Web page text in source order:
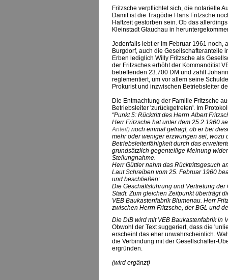
Fritzsche verpflichtet sich, die notarielle
Damit ist die Tragödie Hans Fritzsche
Haftzeit gestorben sein. Ob das
Kleinstadt Glauchau in
Jedenfalls lebt er im Februar 1961 noch,
Burgdorf, auch die Gesellschafteranteile
Erben lediglich Willy Fritzsche als
der Fritzsches erhöht der Kommanditist
betreffenden 23.700 DM und zahlt
reglementiert, um vor allem seine
Prokurist und inzwischen Betriebsleiter
Die Entmachtung der Familie Fritzsche
Betriebsleiter 'zurückgetreten'. Im
"Punkt 5: Rücktritt des Herrn Albert
Herr Fritzsche hat unter dem 25.2.1960
Anteil) noch einmal gefragt, ob er bei
mehr oder weniger erzwungen sei, wozu
Betriebsleiterfähigkeit durch das
grundsätzlich gegenteilige Meinung
Stellungnahme.
Herr Güttler nahm das Rücktrittsgesuch
Laut Schreiben vom 25. Februar 1960
und beschließen:
Die Geschäftsführung und Vertretung
Stadt. Zum gleichen Zeitpunkt überträgt
VEB Baukastenfabrik Blumenau. Herr
zwischen Herrn Fritzsche, der BGL und
Die DIB wird mit VEB Baukastenfabrik in
Obwohl der Text suggeriert, dass die
erscheint das eher unwahrscheinlich.
die Verbindung mit der Gesellschafter-
ergründen.
(wird ergänzt)